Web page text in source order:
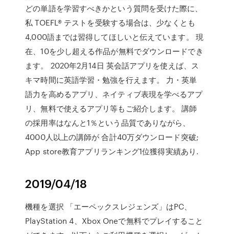
どの単語を学習すべきかという質問を受けた際に、
私 TOEFL® テストを受験する場合は、少なくとも
4,000語までは習得してほしいと伝えています。 現
在、10を少し超える作品が無料でダウンロードでき
ます。 2020年2月14日 英会話アプリを使えば、ス
キマ時間に英語学習・勉強を行えます。 力・英単
語力を高めるアプリ、ネイティブ表現を学べるアプ
リ、無料で使えるアプリ等もご紹介します。 講師
の採用率はなんと1％という品質でありながら、
4000人以上の講師が 合計40万ダウンロード突破;
App store教育アプリランキング1位獲得実績あり.
2019/04/18
機種を選択 「エーペックスレジェンズ」はPC、
PlayStation 4、Xbox Oneで無料でプレイすること